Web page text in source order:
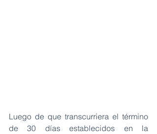
Luego de que transcurriera el término
de 30 días establecidos en la